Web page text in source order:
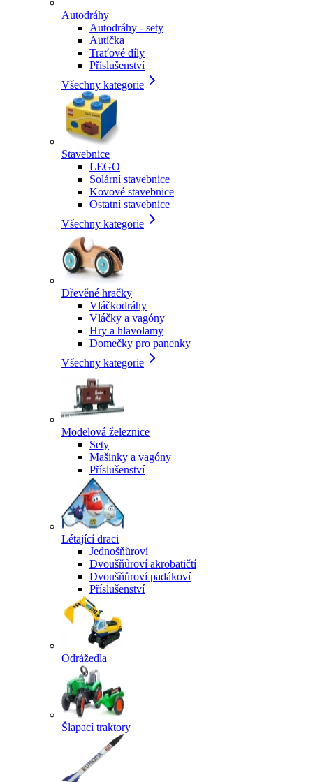
Autodráhy
Autodráhy - sety
Autíčka
Traťové díly
Příslušenství
Všechny kategorie
Stavebnice
LEGO
Solární stavebnice
Kovové stavebnice
Ostatní stavebnice
Všechny kategorie
Dřevěné hračky
Vláčkodráhy
Vláčky a vagóny
Hry a hlavolamy
Domečky pro panenky
Všechny kategorie
Modelová železnice
Sety
Mašinky a vagóny
Příslušenství
Létající draci
Jednošňůroví
Dvoušňůroví akrobatičtí
Dvoušňůroví padákoví
Příslušenství
Odrážedla
Šlapací traktory